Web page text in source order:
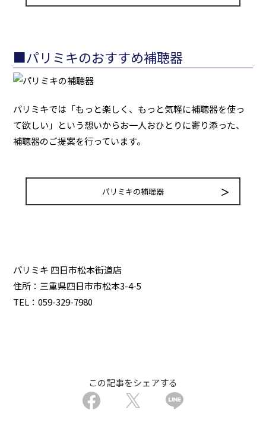
■パリミキのおすすめ補聴器
パリミキでは「もっと楽しく、もっと気軽に補聴器を使っ
て欲しい」という想いからお一人おひとりに寄り添った、
補聴器のご提案を行っています。
パリミキの補聴器
パリミキ 四日市松本街道店
住所：三重県四日市市松本3-4-5
TEL：059-329-7980
この記事をシェアする